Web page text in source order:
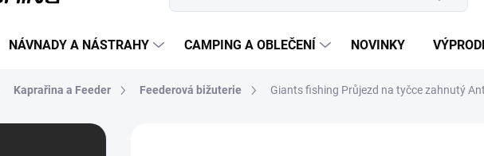
NÁVNADY A NÁSTRAHY CAMPING A OBLEČENÍ NOVINKY
Kaprařina a Feeder Feederová bižuterie Giants fishing Průjezd na tyčce zahnutý